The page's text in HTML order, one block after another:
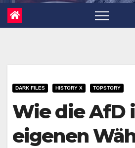
DARK FILES HISTORY X TOPSTORY
Wie die AfD
eigenen